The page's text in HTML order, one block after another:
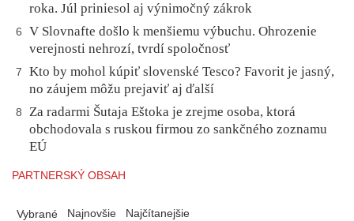
roka. Júl priniesol aj výnimočný zákrok
6
V Slovnafte došlo k menšiemu výbuchu. Ohrozenie
verejnosti nehrozí, tvrdí spoločnosť
7
Kto by mohol kúpiť slovenské Tesco? Favorit je jasný,
no záujem môžu prejaviť aj ďalší
8
Za radarmi Šutaja Eštoka je zrejme osoba, ktorá
obchodovala s ruskou firmou zo sankčného zoznamu
EÚ
PARTNERSKÝ OBSAH
Vybrané Najnovšie Najčítanejšie